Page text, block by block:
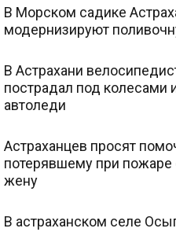
В Морском садике
модернизируют
В Астрахани
пострадал под колесами
автоледи
Астраханцев просят
потерявшему при
жену
В астраханском селе